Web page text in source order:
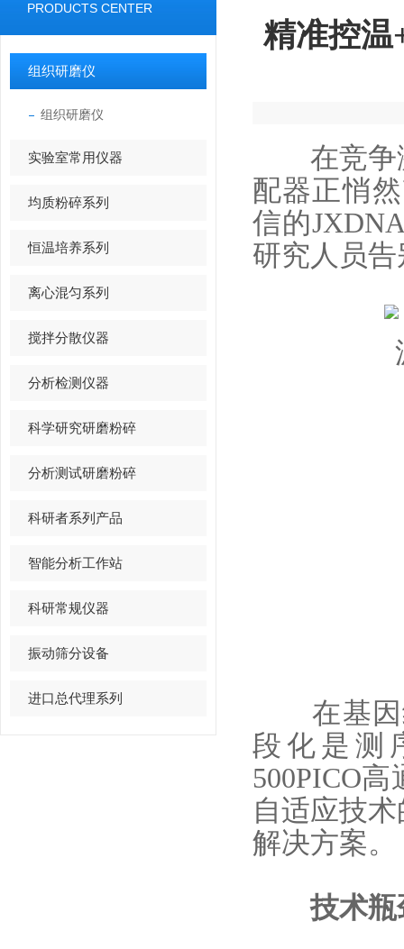
PRODUCTS CENTER
组织研磨仪
组织研磨仪
实验室常用仪器
均质粉碎系列
恒温培养系列
离心混匀系列
搅拌分散仪器
分析检测仪器
科学研究研磨粉碎
分析测试研磨粉碎
科研者系列产品
智能分析工作站
科研常规仪器
振动筛分设备
进口总代理系列
精准控温
在竞争激
配器正悄
信的
研究人员
在基因
段化是测
500PICO
自适应技
解决方案。
技术瓶颈